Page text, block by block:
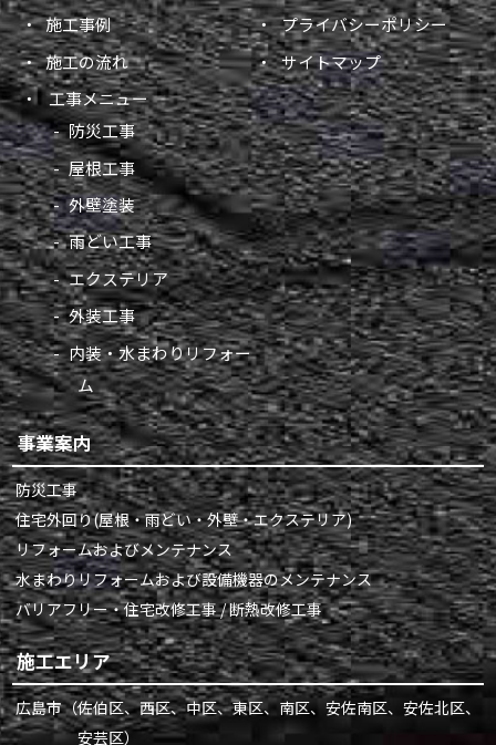
施工事例
施工の流れ
プライバシーポリシー
サイトマップ
工事メニュー
防災工事
屋根工事
外壁塗装
雨どい工事
エクステリア
外装工事
内装・水まわりリフォー
ム
事業案内
防災工事
住宅外回り(屋根・雨どい・外壁・エクステリア)
リフォームおよびメンテナンス
水まわりリフォームおよび設備機器のメンテナンス
バリアフリー・住宅改修工事 / 断熱改修工事
施工エリア
広島市（佐伯区、西区、中区、東区、南区、安佐南区、安佐北区、
安芸区）